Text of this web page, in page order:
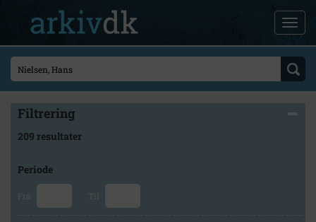
Filtrering
209 resultater
Periode
Fra Til